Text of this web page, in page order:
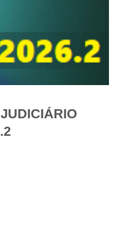
REGULAR 2026.2